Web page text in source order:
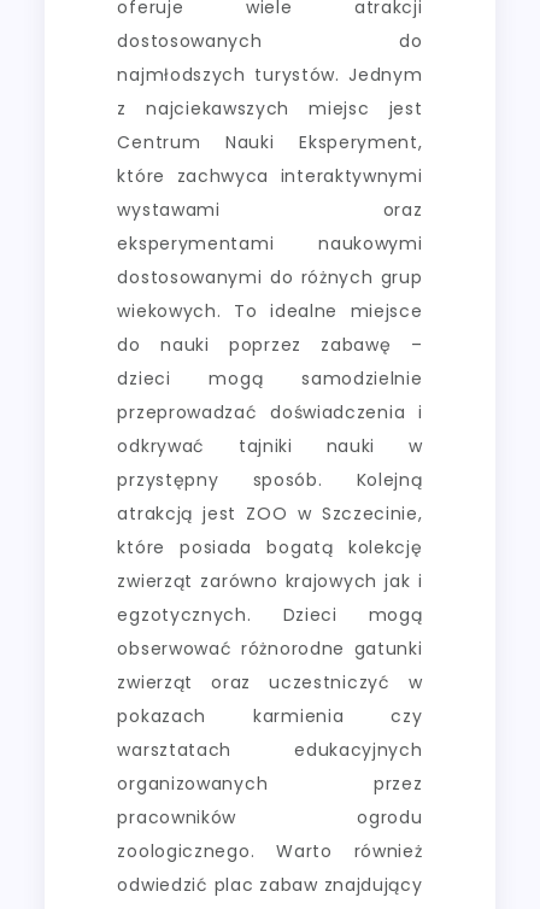
oferuje wiele atrakcji
dostosowanych do
najmłodszych turystów. Jednym
z najciekawszych miejsc jest
Centrum Nauki Eksperyment,
które zachwyca interaktywnymi
wystawami oraz
eksperymentami naukowymi
dostosowanymi do różnych grup
wiekowych. To idealne miejsce
do nauki poprzez zabawę –
dzieci mogą samodzielnie
przeprowadzać doświadczenia i
odkrywać tajniki nauki w
przystępny sposób. Kolejną
atrakcją jest ZOO w Szczecinie,
które posiada bogatą kolekcję
zwierząt zarówno krajowych jak i
egzotycznych. Dzieci mogą
obserwować różnorodne gatunki
zwierząt oraz uczestniczyć w
pokazach karmienia czy
warsztatach edukacyjnych
organizowanych przez
pracowników ogrodu
zoologicznego. Warto również
odwiedzić plac zabaw znajdujący